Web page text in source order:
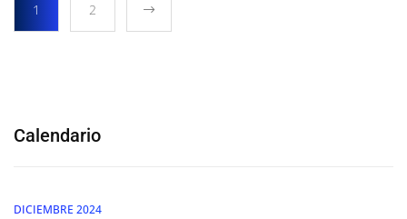
1 2
Calendario
DICIEMBRE 2024